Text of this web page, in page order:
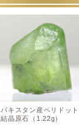
パキスタン産ペリドット
結晶原石（1.22g）